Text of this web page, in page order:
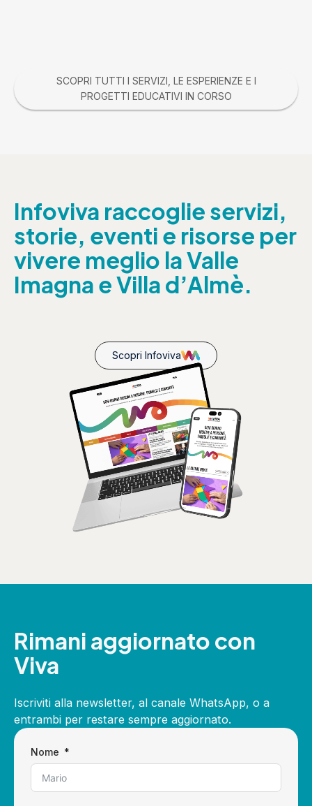
SCOPRI TUTTI I SERVIZI, LE ESPERIENZE E I
PROGETTI EDUCATIVI IN CORSO
Infoviva raccoglie servizi,
storie, eventi e risorse per
vivere meglio la Valle
Imagna e Villa d’Almè.
Scopri Infoviva
Rimani aggiornato con
Viva
Iscriviti alla newsletter, al canale WhatsApp, o a
entrambi per restare sempre aggiornato.
Nome